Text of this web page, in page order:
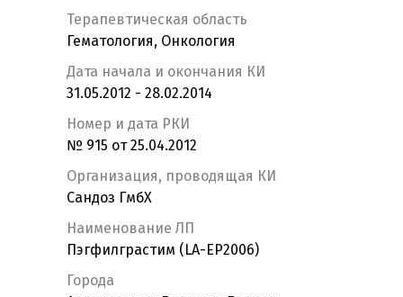
Терапевтическая область
Гематология, Онкология
Дата начала и окончания КИ
31.05.2012 - 28.02.2014
Номер и дата РКИ
№ 915 от 25.04.2012
Организация, проводящая КИ
Сандоз ГмбХ
Наименование ЛП
Пэгфилграстим (LA-EP2006)
Города